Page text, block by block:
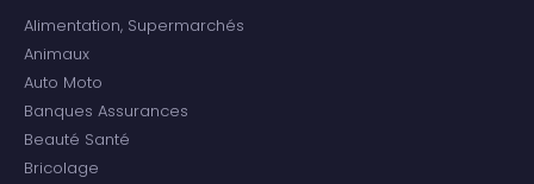
Alimentation, Supermarchés
Animaux
Auto Moto
Banques Assurances
Beauté Santé
Bricolage